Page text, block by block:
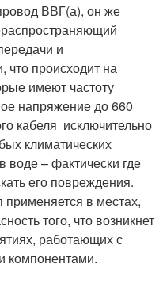
ВВГ(а), он же
и
что происходит на
имеют частоту
напряжение до 660
кабеля исключительно
климатических
воде – фактически где
его повреждения.
в местах,
того, что возникнет
работающих с
компонентами.